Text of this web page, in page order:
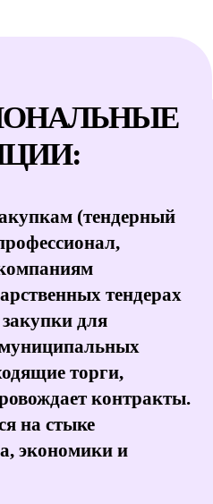
и 223-ФЗ о
стыке
по
на-Дону — это
и
на